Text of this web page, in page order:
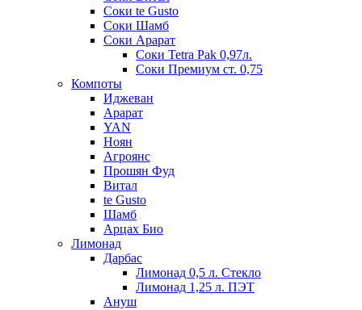
Соки te Gusto
Соки Шамб
Соки Арарат
Соки Tetra Pak 0,97л.
Соки Премиум ст. 0,75
Компоты
Иджеван
Арарат
YAN
Ноян
Агроянс
Прошян Фуд
Витал
te Gusto
Шамб
Арцах Био
Лимонад
Дарбас
Лимонад 0,5 л. Стекло
Лимонад 1,25 л. ПЭТ
Ануш